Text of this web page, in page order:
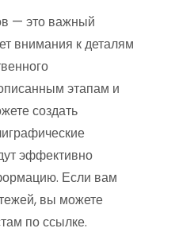
— это важный
внимания к деталям
этапам и
создать
эффективно
Если вам
вы можете
по ссылке.